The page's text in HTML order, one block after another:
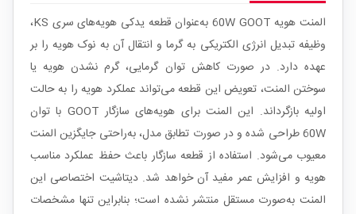
المنت هویه 60W GOOT به‌عنوان قطعه یدکی هویه‌های سری KS،
وظیفه تبدیل انرژی الکتریکی به گرما و انتقال آن به نوک هویه را بر
عهده دارد. در صورت کاهش توان گرمایی، گرم نشدن هویه یا
سوختن المنت، تعویض این قطعه می‌تواند عملکرد هویه را به حالت
اولیه بازگرداند.
این المنت برای هویه‌های سازگار GOOT با توان
60W طراحی شده و در صورت تطابق مدل، به‌راحتی جایگزین المنت
معیوب می‌شود. استفاده از قطعه سازگار باعث حفظ عملکرد مناسب
هویه و افزایش عمر مفید آن خواهد شد. دیتاشیت اختصاصی این
المنت به‌صورت مستقل منتشر نشده است؛ بنابراین تنها مشخصات